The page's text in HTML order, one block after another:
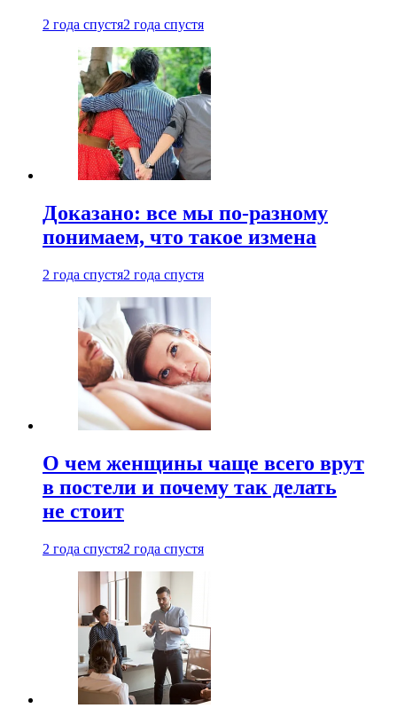
2 года спустя2 года спустя
Доказано: все мы по-разному
понимаем, что такое измена
2 года спустя2 года спустя
О чем женщины чаще всего врут
в постели и почему так делать
не стоит
2 года спустя2 года спустя